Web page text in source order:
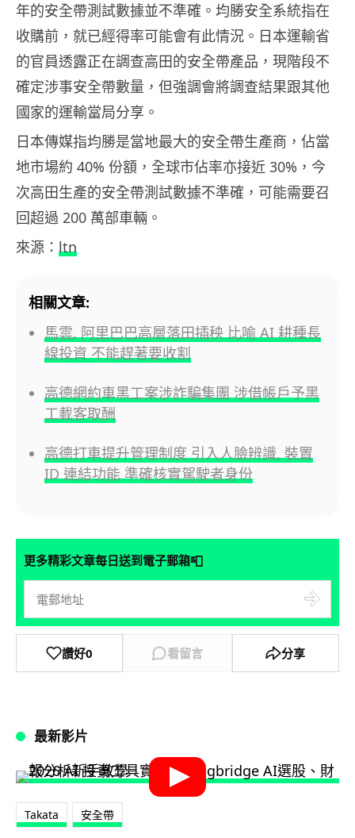
年的安全帶測試數據並不準確。均勝安全系統指在
收購前，就已經得率可能會有此情況。日本運輸省
的官員透露正在調查高田的安全帶產品，現階段不
確定涉事安全帶數量，但強調會將調查結果跟其他
國家的運輸當局分享。
日本傳媒指均勝是當地最大的安全帶生產商，佔當
地市場約 40% 份額，全球市佔率亦接近 30%，今
次高田生產的安全帶測試數據不準確，可能需要召
回超過 200 萬部車輛。
來源： ltn
相關文章:
馬雲, 阿里巴巴高層落田插秧 比喻 AI 耕種長
線投資 不能趕著要收割
高德網約車黑工案涉詐騙集團 涉借帳戶予黑
工載客取酬
高德打車提升管理制度 引入人臉辨識, 裝置
ID 連結功能 準確核實駕駛者身份
更多精彩文章每日送到電子郵箱📮
讚好0 看留言 分享
最新影片
Takata 安全帶